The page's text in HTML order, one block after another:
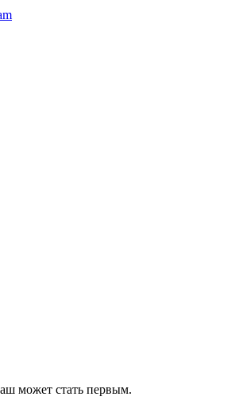
может стать первым.